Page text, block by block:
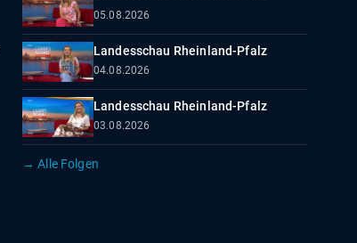
05.08.2026
Landesschau Rheinland-Pfalz
04.08.2026
Landesschau Rheinland-Pfalz
03.08.2026
→ Alle Folgen